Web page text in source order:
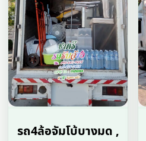
รถ4ล้อจัมโบ้บางมด ,